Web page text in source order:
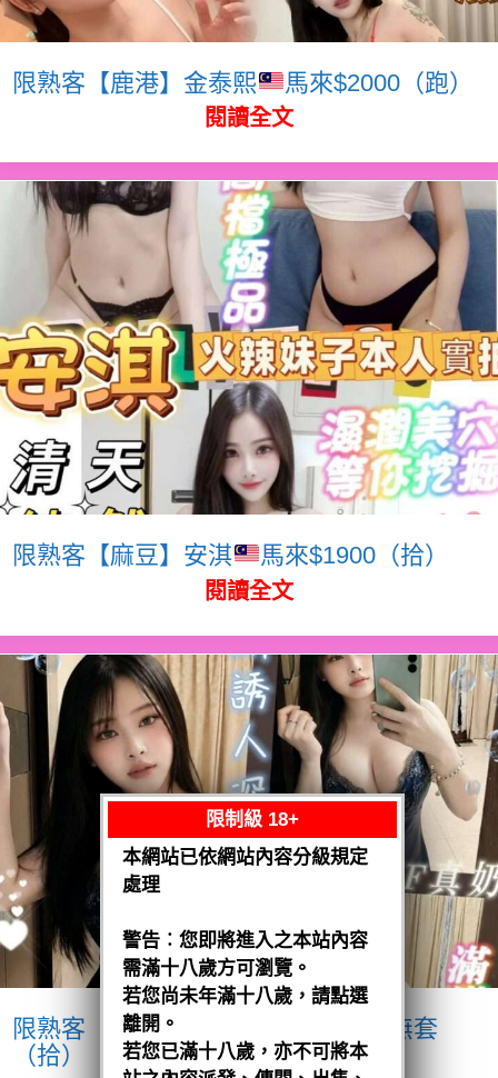
限熟客【鹿港】金泰熙 馬來$2000（跑）
閱讀全文
限熟客【麻豆】安淇 馬來$1900（拾）
閱讀全文
限熟客【麻豆】奶妹
馬來$1900 .無套
（拾）
限制級 18+
本網站已依網站內容分級規定
處理
警告︰您即將進入之本站內容
需滿十八歲方可瀏覽。
若您尚未年滿十八歲，請點選
離開。
若您已滿十八歲，亦不可將本